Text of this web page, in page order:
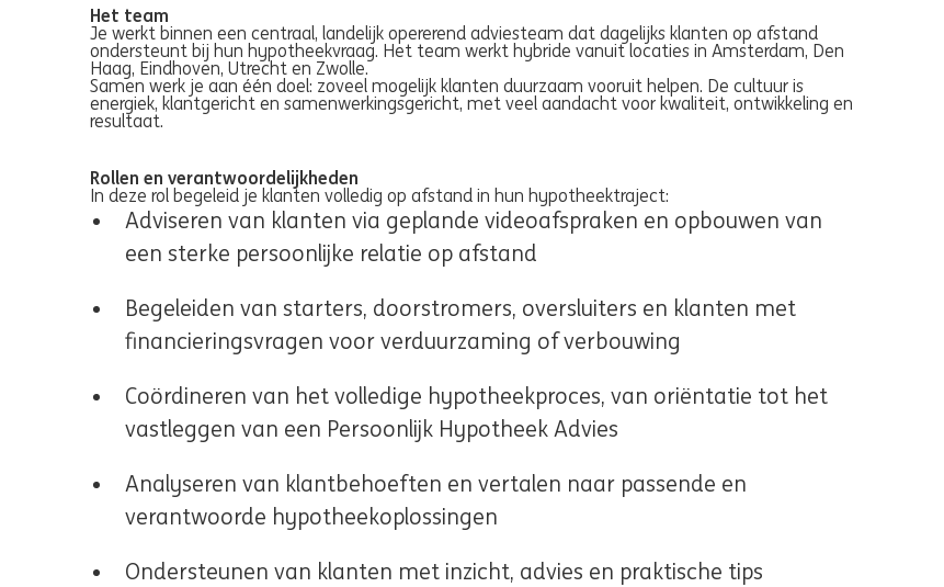
Het team
Je werkt binnen een centraal, landelijk opererend adviesteam dat dagelijks klanten op afstand
ondersteunt bij hun hypotheekvraag. Het team werkt hybride vanuit locaties in Amsterdam, Den
Haag, Eindhoven, Utrecht en Zwolle.
Samen werk je aan één doel: zoveel mogelijk klanten duurzaam vooruit helpen. De cultuur is
energiek, klantgericht en samenwerkingsgericht, met veel aandacht voor kwaliteit, ontwikkeling en
resultaat.
Rollen en verantwoordelijkheden
In deze rol begeleid je klanten volledig op afstand in hun hypotheektraject:
Adviseren van klanten via geplande videoafspraken en opbouwen van
een sterke persoonlijke relatie op afstand
Begeleiden van starters, doorstromers, oversluiters en klanten met
financieringsvragen voor verduurzaming of verbouwing
Coördineren van het volledige hypotheekproces, van oriëntatie tot het
vastleggen van een Persoonlijk Hypotheek Advies
Analyseren van klantbehoeften en vertalen naar passende en
verantwoorde hypotheekoplossingen
Ondersteunen van klanten met inzicht, advies en praktische tips